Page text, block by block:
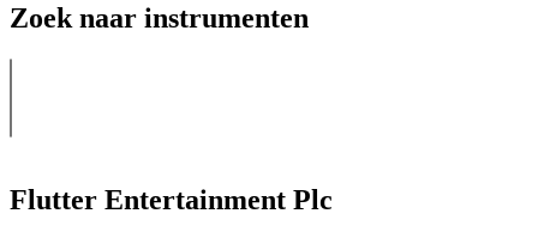
Zoek naar instrumenten
Flutter Entertainment Plc